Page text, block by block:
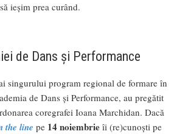
ieșim prea curând.
de Dans și Performance
singurului program regional de formare în
de Dans și Performance, au pregătit
coregrafei Ioana Marchidan. Dacă
the line pe 14 noiembrie îi (re)cunoști pe